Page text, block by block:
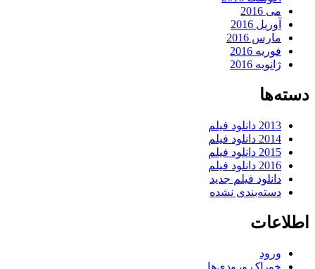
می 2016
آوریل 2016
مارس 2016
فوریه 2016
ژانویه 2016
دسته‌ها
2013 دانلود فیلم
2014 دانلود فیلم
2015 دانلود فیلم
2016 دانلود فیلم
دانلود فیلم جدید
دسته‌بندی نشده
اطلاعات
ورود
خوراک ورودی‌ها